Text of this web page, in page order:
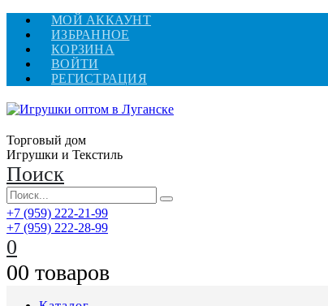
МОЙ АККАУНТ
ИЗБРАННОЕ
КОРЗИНА
ВОЙТИ
РЕГИСТРАЦИЯ
Торговый дом
Игрушки и Текстиль
Поиск
+7 (959) 222-21-99
+7 (959) 222-28-99
0
00 товаров